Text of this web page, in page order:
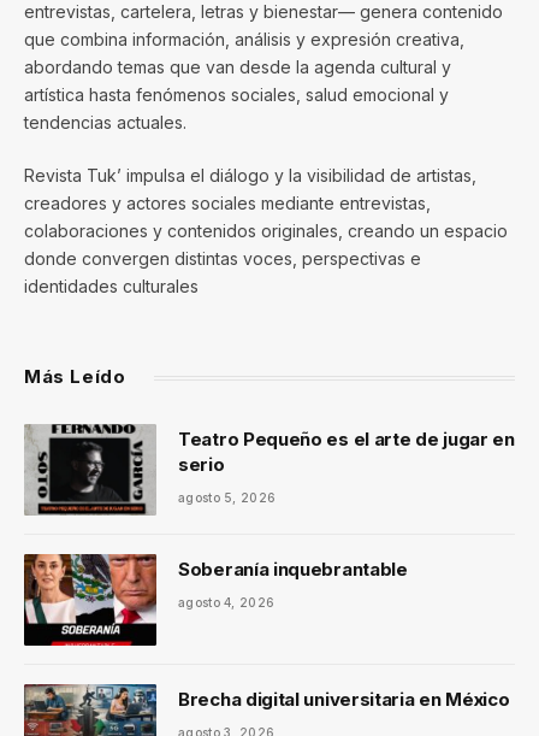
entrevistas, cartelera, letras y bienestar— genera contenido
que combina información, análisis y expresión creativa,
abordando temas que van desde la agenda cultural y
artística hasta fenómenos sociales, salud emocional y
tendencias actuales.
Revista Tuk’ impulsa el diálogo y la visibilidad de artistas,
creadores y actores sociales mediante entrevistas,
colaboraciones y contenidos originales, creando un espacio
donde convergen distintas voces, perspectivas e
identidades culturales
Más Leído
Teatro Pequeño es el arte de jugar en
serio
agosto 5, 2026
Soberanía inquebrantable
agosto 4, 2026
Brecha digital universitaria en México
agosto 3, 2026